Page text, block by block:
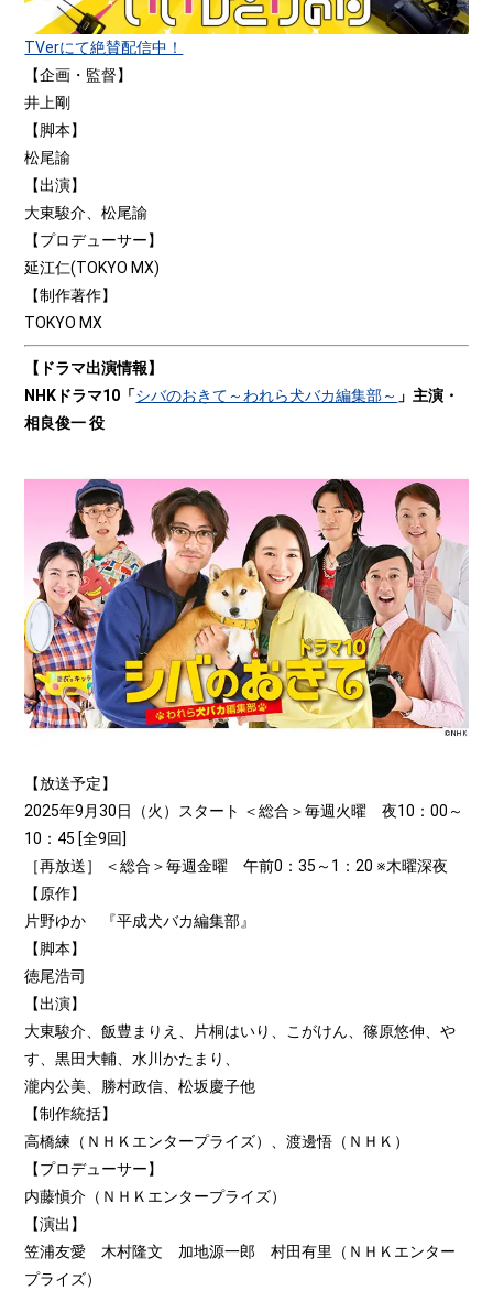
TVerにて絶賛配信中！
【企画・監督】
井上剛
【脚本】
松尾諭
【出演】
大東駿介、松尾諭
【プロデューサー】
延江仁(TOKYO MX)
【制作著作】
TOKYO MX
【ドラマ出演情報】
NHKドラマ10「シバのおきて～われら犬バカ編集部～ 」主演・
相良俊一役
【放送予定】
2025年9月30日（火）スタート ＜総合＞毎週火曜 夜10：00～
10：45 [全9回]
［再放送］ ＜総合＞毎週金曜 午前0：35～1：20 ※木曜深夜
【原作】
片野ゆか 『平成犬バカ編集部』
【脚本】
徳尾浩司
【出演】
大東駿介、飯豊まりえ、片桐はいり、こがけん、篠原悠伸、や
す、黒田大輔、水川かたまり、
瀧内公美、勝村政信、松坂慶子他
【制作統括】
高橋練（ＮＨＫエンタープライズ）、渡邊悟（ＮＨＫ）
【プロデューサー】
内藤愼介（ＮＨＫエンタープライズ）
【演出】
笠浦友愛 木村隆文 加地源一郎 村田有里（ＮＨＫエンター
プライズ）